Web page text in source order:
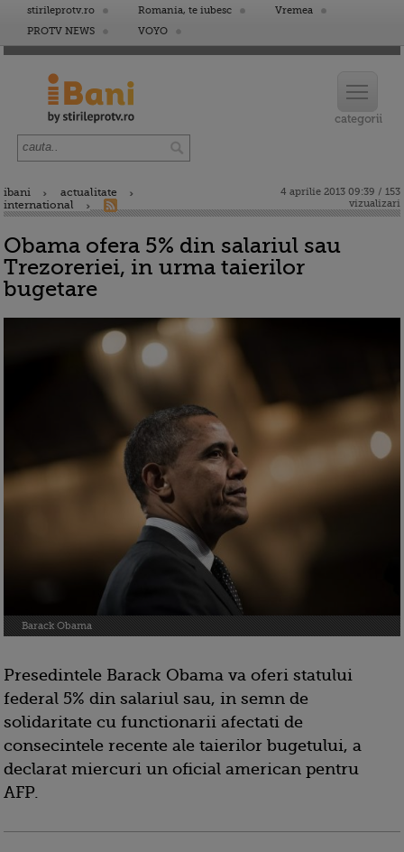
stirileprotv.ro Romania, te iubesc
Vremea
PROTV NEWS
VOYO
ibani
actualitate
international
4 aprilie 2013 09:39 / 153
vizualizari
Obama ofera 5% din salariul sau
Trezoreriei, in urma taierilor
bugetare
Barack Obama
Presedintele Barack Obama va oferi statului
federal 5% din salariul sau, in semn de
solidaritate cu functionarii afectati de
consecintele recente ale taierilor bugetului, a
declarat miercuri un oficial american pentru
AFP.